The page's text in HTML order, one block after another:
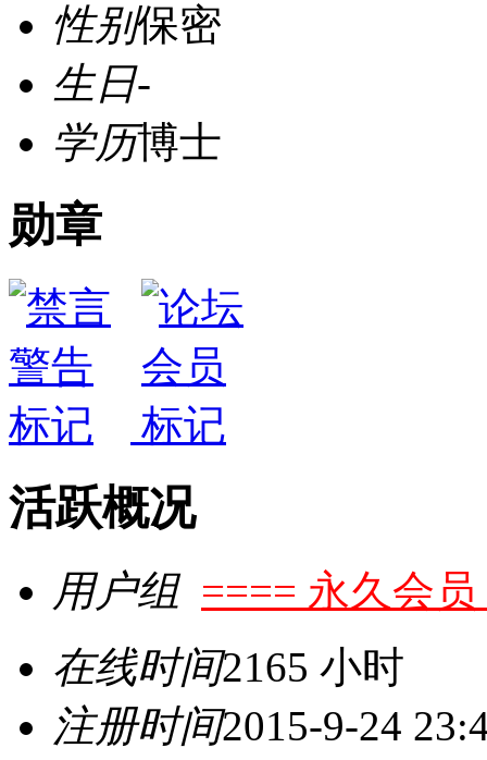
性别保密
生日-
学历博士
勋章
活跃概况
用户组 ==== 永久会员
在线时间2165 小时
注册时间2015-9-24